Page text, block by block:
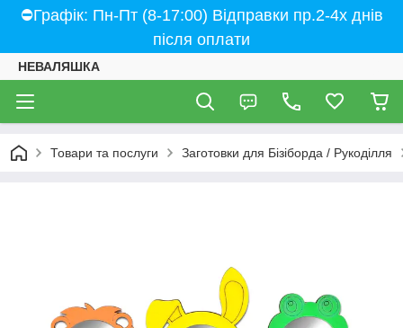
⛔Графік: Пн-Пт (8-17:00) Відправки пр.2-4х днів
після оплати
НЕВАЛЯШКА
Товари та послуги Заготовки для Бізіборда / Рукоділля